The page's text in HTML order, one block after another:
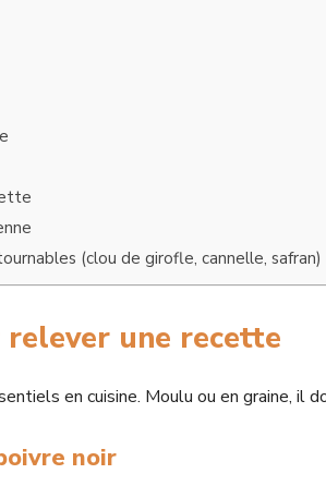
(clou de girofle, cannelle, safran)
une recette
en cuisine. Moulu ou en graine, il
noir